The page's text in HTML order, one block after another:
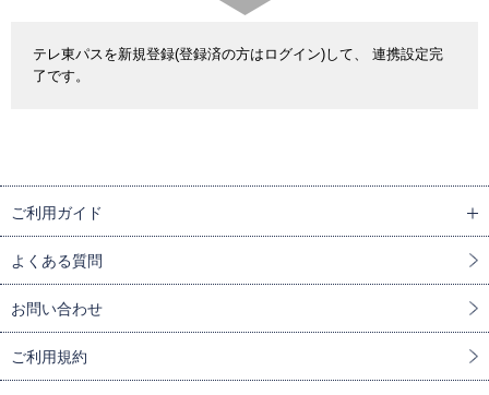
テレ東パスを新規登録(登録済の方はログイン)して、 連携設定完
了です。
ご利用ガイド
よくある質問
お問い合わせ
ご利用規約